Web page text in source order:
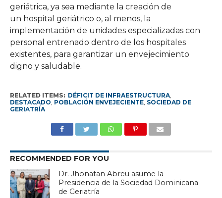
geriátrica, ya sea mediante la creación de
un hospital geriátrico o, al menos, la
implementación de unidades especializadas con
personal entrenado dentro de los hospitales
existentes, para garantizar un envejecimiento
digno y saludable.
RELATED ITEMS: DÉFICIT DE INFRAESTRUCTURA,
DESTACADO POBLACIÓN ENVEJECIENTE, SOCIEDAD DE
GERIATRÍA
RECOMMENDED FOR YOU
Dr. Jhonatan Abreu asume la
Presidencia de la Sociedad Dominicana
de Geriatría